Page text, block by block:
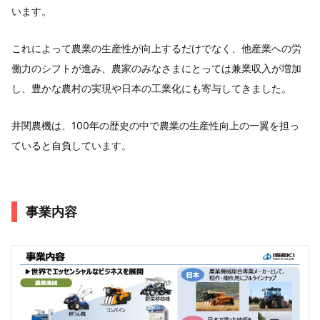
います。
これによって農業の生産性が向上するだけでなく、他産業への労
働力のシフトが進み、農家のみなさまにとっては兼業収入が増加
し、豊かな農村の実現や日本の工業化にも寄与してきました。
井関農機は、100年の歴史の中で農業の生産性向上の一翼を担っ
ていると自負しています。
事業内容